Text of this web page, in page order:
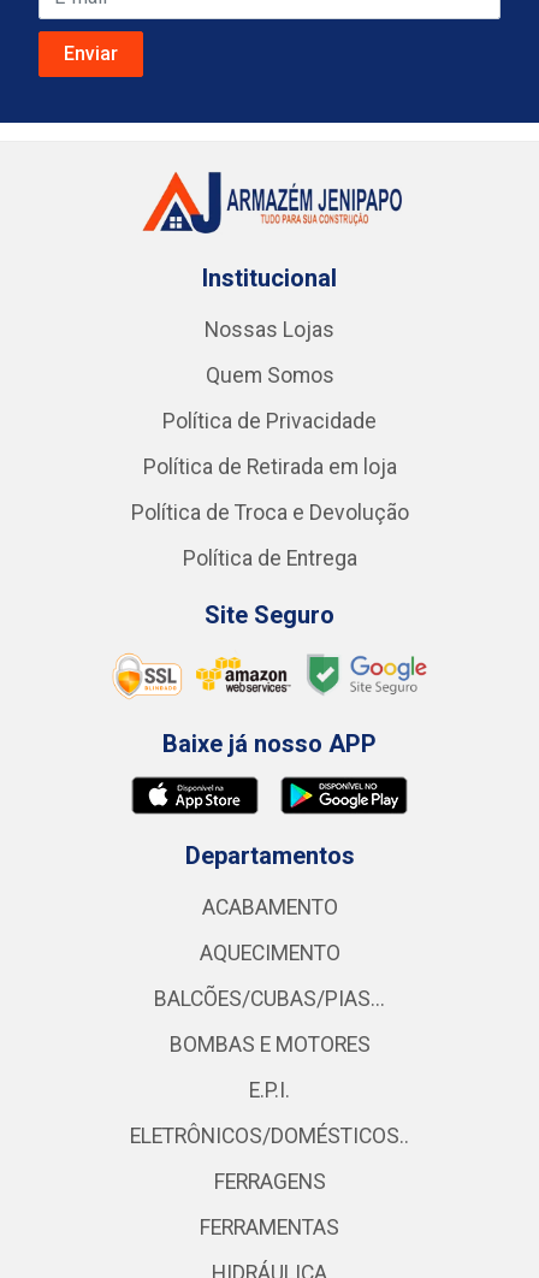
Institucional
Nossas Lojas
Quem Somos
Política de Privacidade
Política de Retirada em loja
Política de Troca e Devolução
Política de Entrega
Site Seguro
Baixe já nosso APP
Departamentos
ACABAMENTO
AQUECIMENTO
BALCÕES/CUBAS/PIAS...
BOMBAS E MOTORES
E.P.I.
ELETRÔNICOS/DOMÉSTICOS..
FERRAGENS
FERRAMENTAS